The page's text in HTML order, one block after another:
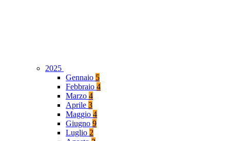
2025
Gennaio 5
Febbraio 4
Marzo 4
Aprile 3
Maggio 4
Giugno 9
Luglio 2